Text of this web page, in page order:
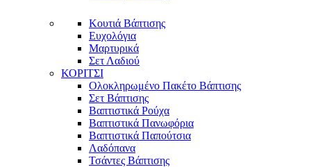
Κουτιά Βάπτισης
Ευχολόγια
Μαρτυρικά
Σετ Λαδιού
ΚΟΡΙΤΣΙ
Ολοκληρωμένο Πακέτο Βάπτισης
Σετ Βάπτισης
Βαπτιστικά Ρούχα
Βαπτιστικά Πανωφόρια
Βαπτιστικά Παπούτσια
Λαδόπανα
Τσάντες Βάπτισης